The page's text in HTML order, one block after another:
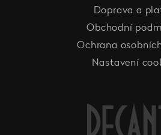
Doprava a
Obchodní
Ochrana
Nastavení